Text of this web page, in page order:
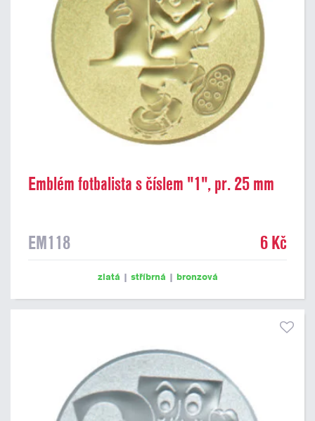
Emblém fotbalista s číslem "1", pr. 25 mm
EM118 6 Kč
zlatá | stříbrná | bronzová